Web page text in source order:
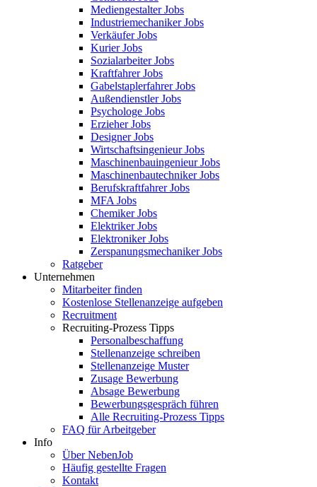
Mediengestalter Jobs
Industriemechaniker Jobs
Verkäufer Jobs
Kurier Jobs
Sozialarbeiter Jobs
Kraftfahrer Jobs
Gabelstaplerfahrer Jobs
Außendienstler Jobs
Psychologe Jobs
Erzieher Jobs
Designer Jobs
Wirtschaftsingenieur Jobs
Maschinenbauingenieur Jobs
Maschinenbautechniker Jobs
Berufskraftfahrer Jobs
MFA Jobs
Chemiker Jobs
Elektriker Jobs
Elektroniker Jobs
Zerspanungsmechaniker Jobs
Ratgeber
Unternehmen
Mitarbeiter finden
Kostenlose Stellenanzeige aufgeben
Recruitment
Recruiting-Prozess Tipps
Personalbeschaffung
Stellenanzeige schreiben
Stellenanzeige Muster
Zusage Bewerbung
Absage Bewerbung
Bewerbungsgespräch führen
Alle Recruiting-Prozess Tipps
FAQ für Arbeitgeber
Info
Über NebenJob
Häufig gestellte Fragen
Kontakt